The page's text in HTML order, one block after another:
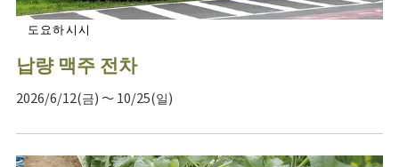
도요하시시
납량 맥주 전차
2026/6/12(금) ～ 10/25(일)